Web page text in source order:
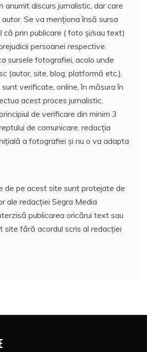
anumit discurs jurnalistic, dar care
Se va menționa însă sursa
că prin publicare ( foto și/sau text)
persoanei respective.
sursele fotografiei, acolo unde
(autor, site, blog, platformă etc.).
verificate, online, în măsura în
acest proces jurnalistic,
de verificare din minim 3
de comunicare, redacția
a fotografiei și nu o va adapta
de pe acest site sunt protejate de
ale redacției Segra Media
publicarea oricărui text sau
site fără acordul scris al redacției